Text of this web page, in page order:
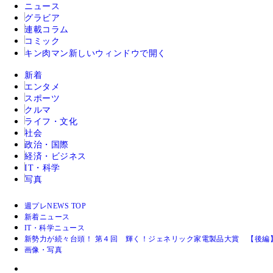
ニュース
グラビア
連載コラム
コミック
キン肉マン 新しいウィンドウで開く
新着
エンタメ
スポーツ
クルマ
ライフ・文化
社会
政治・国際
経済・ビジネス
IT・科学
写真
週プレNEWS TOP
新着ニュース
IT・科学ニュース
新勢力が続々台頭！ 第４回 輝く！ジェネリック家電製品大賞 【後編】
画像・写真